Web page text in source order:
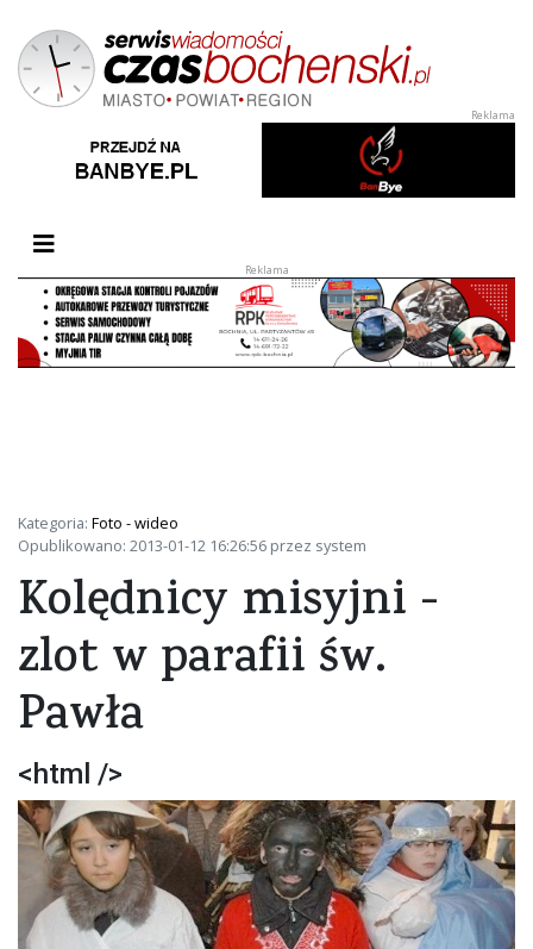
Przełącz nawigację
Kategoria: Foto - wideo
Opublikowano: 2013-01-12 16:26:56 przez system
Kolędnicy misyjni -
zlot w parafii św.
Pawła
<html />